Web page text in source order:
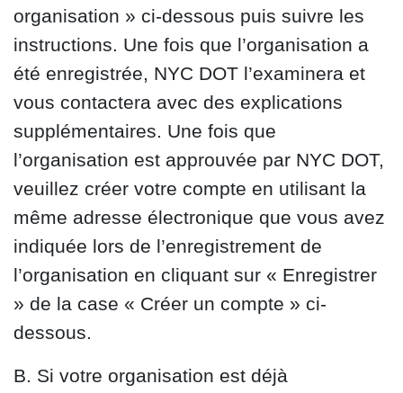
organisation » ci-dessous puis suivre les
instructions. Une fois que l’organisation a
été enregistrée, NYC DOT l’examinera et
vous contactera avec des explications
supplémentaires. Une fois que
l’organisation est approuvée par NYC DOT,
veuillez créer votre compte en utilisant la
même adresse électronique que vous avez
indiquée lors de l’enregistrement de
l’organisation en cliquant sur « Enregistrer
» de la case « Créer un compte » ci-
dessous.
B. Si votre organisation est déjà